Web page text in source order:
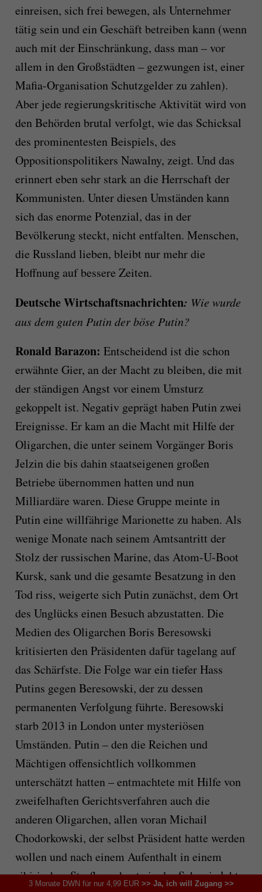
einreisen, sich frei bewegen, als Unternehmer
tätig sein und ein Geschäft betreiben kann (wenn
auch mit der Einschränkung, dass man – vor
allem in den Großstädten – gezwungen ist, einer
Mafia-Organisation Schutzgelder zu zahlen).
Aber jede regierungskritische Aktivität wird von
den Behörden brutal verfolgt, wie das Schicksal
des prominentesten Beispiels, des
Oppositionspolitikers Nawalny, zeigt. Und das
erinnert eben sehr stark an die Herrschaft der
Kommunisten. Unter diesen Umständen kann
sich das enorme Potenzial, das in der
Bevölkerung steckt, nicht entfalten. Menschen,
die Russland lieben, bleibt nur mehr die
Hoffnung auf bessere Zeiten.
Deutsche Wirtschaftsnachrichten: Wie wurde
aus dem guten Putin der böse Putin?
Ronald Barazon: Entscheidend ist die schon
erwähnte Gier, an der Macht zu bleiben, die mit
der ständigen Angst vor einem Umsturz
gekoppelt ist. Negativ geprägt haben Putin zwei
Ereignisse. Er kam an die Macht mit Hilfe der
Oligarchen, die unter seinem Vorgänger Boris
Jelzin die bis dahin staatseigenen großen
Betriebe übernommen hatten und nun
Milliardäre waren. Diese Gruppe meinte in
Putin eine willfährige Marionette zu haben. Als
wenige Monate nach seinem Amtsantritt der
Stolz der russischen Marine, das Atom-U-Boot
Kursk, sank und die gesamte Besatzung in den
Tod riss, weigerte sich Putin zunächst, dem Ort
des Unglücks einen Besuch abzustatten. Die
Medien des Oligarchen Boris Beresowski
kritisierten den Präsidenten dafür tagelang auf
das Schärfste. Die Folge war ein tiefer Hass
Putins gegen Beresowski, der zu dessen
permanenten Verfolgung führte. Beresowski
starb 2013 in London unter mysteriösen
Umständen. Putin – den die Reichen und
Mächtigen offensichtlich vollkommen
unterschätzt hatten – entmachtete mit Hilfe von
zweifelhaften Gerichtsverfahren auch die
anderen Oligarchen, allen voran Michail
Chodorkowski, der selbst Präsident hatte werden
wollen und nach einem Aufenthalt in einem
sibirischen Straflager heute in der Schweiz lebt.
3 Monate DWN für nur 4,99 EUR>> Ja, ich will Zugang >>